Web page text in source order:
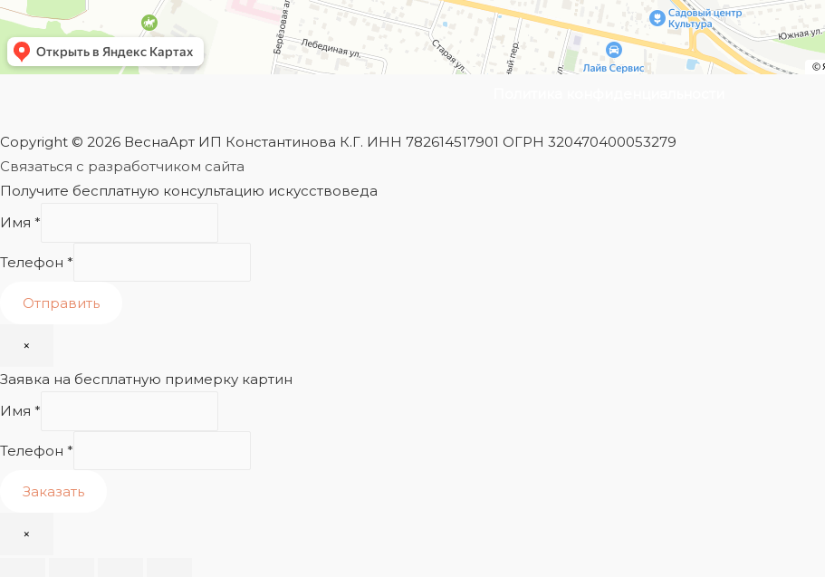
Copyright © 2026 ВеснаАрт ИП Константинова К.Г. ИНН 782614517901 ОГРН 320470400053279
Связаться с разработчиком сайта
Получите бесплатную консультацию искусствоведа
Имя *
Телефон *
Отправить
×
Заявка на бесплатную примерку картин
Имя *
Телефон *
Заказать
×